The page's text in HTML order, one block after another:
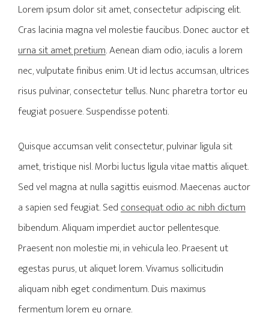
Lorem ipsum dolor sit amet, consectetur adipiscing elit.
Cras lacinia magna vel molestie faucibus. Donec auctor et
urna sit amet pretium. Aenean diam odio, iaculis a lorem
nec, vulputate finibus enim. Ut id lectus accumsan, ultrices
risus pulvinar, consectetur tellus. Nunc pharetra tortor eu
feugiat posuere. Suspendisse potenti.
Quisque accumsan velit consectetur, pulvinar ligula sit
amet, tristique nisl. Morbi luctus ligula vitae mattis aliquet.
Sed vel magna at nulla sagittis euismod. Maecenas auctor
a sapien sed feugiat. Sedconsequat odio ac nibh dictum
bibendum. Aliquam imperdiet auctor pellentesque.
Praesent non molestie mi, in vehicula leo. Praesent ut
egestas purus, ut aliquet lorem. Vivamus sollicitudin
aliquam nibh eget condimentum. Duis maximus
fermentum lorem eu ornare.